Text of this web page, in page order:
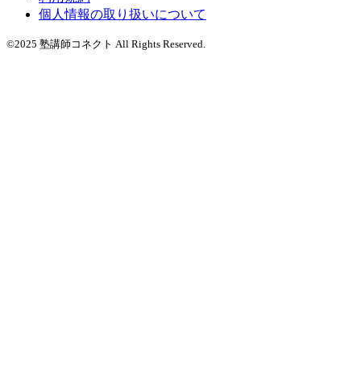
個人情報の取り扱いについて
©2025 塾講師コネクト All Rights Reserved.